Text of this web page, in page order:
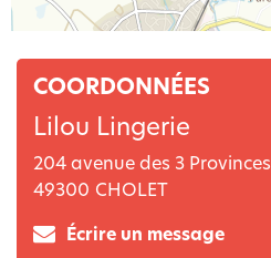
COORDONNÉES
Lilou Lingerie
204 avenue des 3 Provinces
49300 CHOLET
Écrire un message